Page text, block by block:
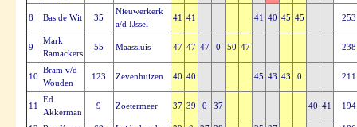
8 Bas de Wit 35
Nieuwerkerk
a/d IJssel
41 41 41 40 45 45 253
9
Mark
Ramackers
55 Maassluis 47 47 47 0 50 47 238
10
Bram v/d
Wouden
123 Zevenhuizen 40 40 45 43 43 0 211
11
Ed
Akkerman
9 Zoetermeer 37 39 0 37 40 41 194